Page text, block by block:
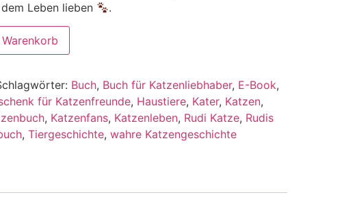
Leben lieben
.
Buch, Buch für Katzenliebhaber, E-Book,
für Katzenfreunde, Haustiere, Kater, Katzen,
, Katzenfans, Katzenleben, Rudi Katze, Rudis
, Tiergeschichte, wahre Katzengeschichte